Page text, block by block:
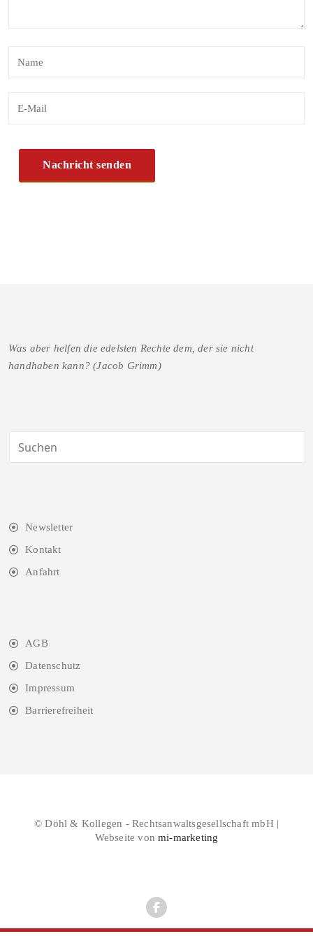
Was aber helfen die edelsten Rechte dem, der sie nicht
handhaben kann? (Jacob Grimm)
Newsletter
Kontakt
Anfahrt
AGB
Datenschutz
Impressum
Barrierefreiheit
© Döhl & Kollegen - Rechtsanwaltsgesellschaft mbH |
Webseite vonmi-marketing